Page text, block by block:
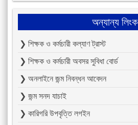
অন্যান্য লিংক
❯ শিক্ষক ও কর্মচারী কল্যাণ ট্রাস্ট
❯ শিক্ষক ও কর্মচারী অবসর সুবিধা বোর্ড
❯ অনলাইনে জন্ম নিবন্ধন আবেদন
❯ জন্ম সনদ যাচাই
❯ কারিগরি উপবৃত্তি লগইন